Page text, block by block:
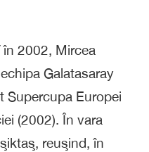
2002, Mircea
Galatasaray
Supercupa Europei
(2002). În vara
reuşind, în